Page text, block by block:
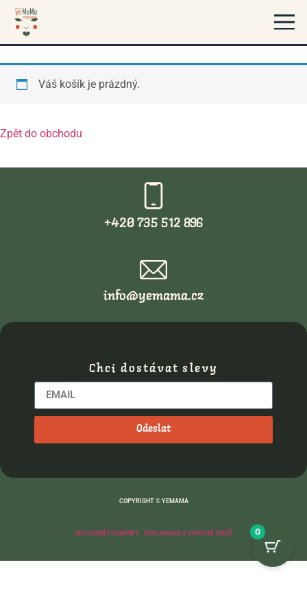
Cart
Váš košík je prázdný.
Zpět do obchodu
+420 735 512 896
info@yemama.cz
Chci dostávat slevy
Odeslat
COPYRIGHT © YEMAMA
OBCHODNÍ PODMÍNKY REKLAMACE A VRÁCENÍ ZOBŽÍ 0